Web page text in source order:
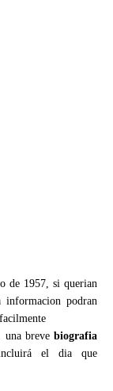
de 1957, si querian
informacion podran
una brevebiografia
el dia que